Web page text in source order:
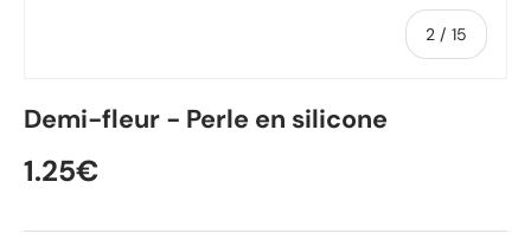
2 / de
15
Demi-fleur - Perle en silicone
1.25€